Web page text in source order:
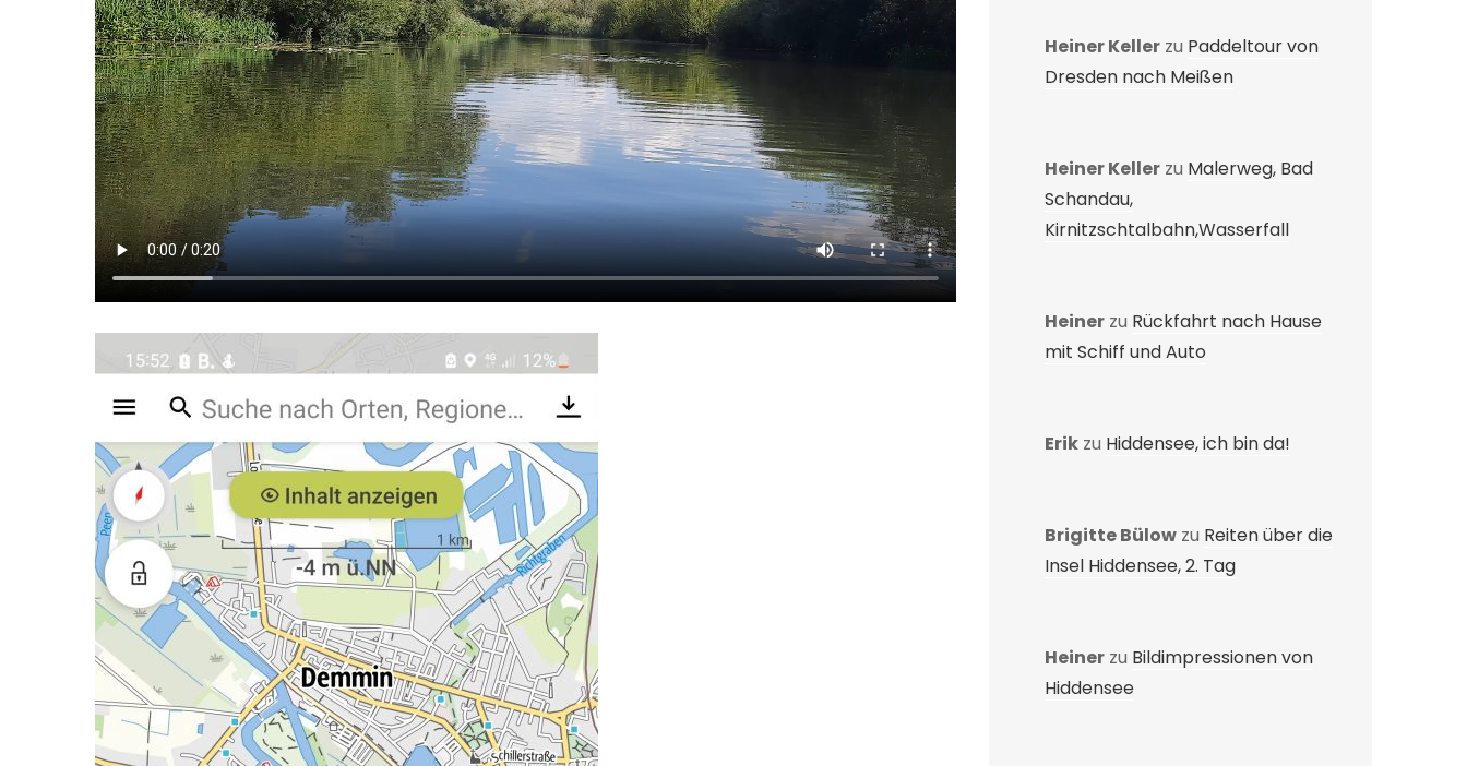
Heiner Keller zu Paddeltour von
Dresden nach Meißen
Heiner Keller zu Malerweg, Bad
Schandau,
Kirnitzschtalbahn,Wasserfall
Heiner zu Rückfahrt nach Hause
mit Schiff und Auto
Erik zu Hiddensee, ich bin da!
Brigitte Bülow zu Reiten über die
Insel Hiddensee, 2. Tag
Heiner zu Bildimpressionen von
Hiddensee